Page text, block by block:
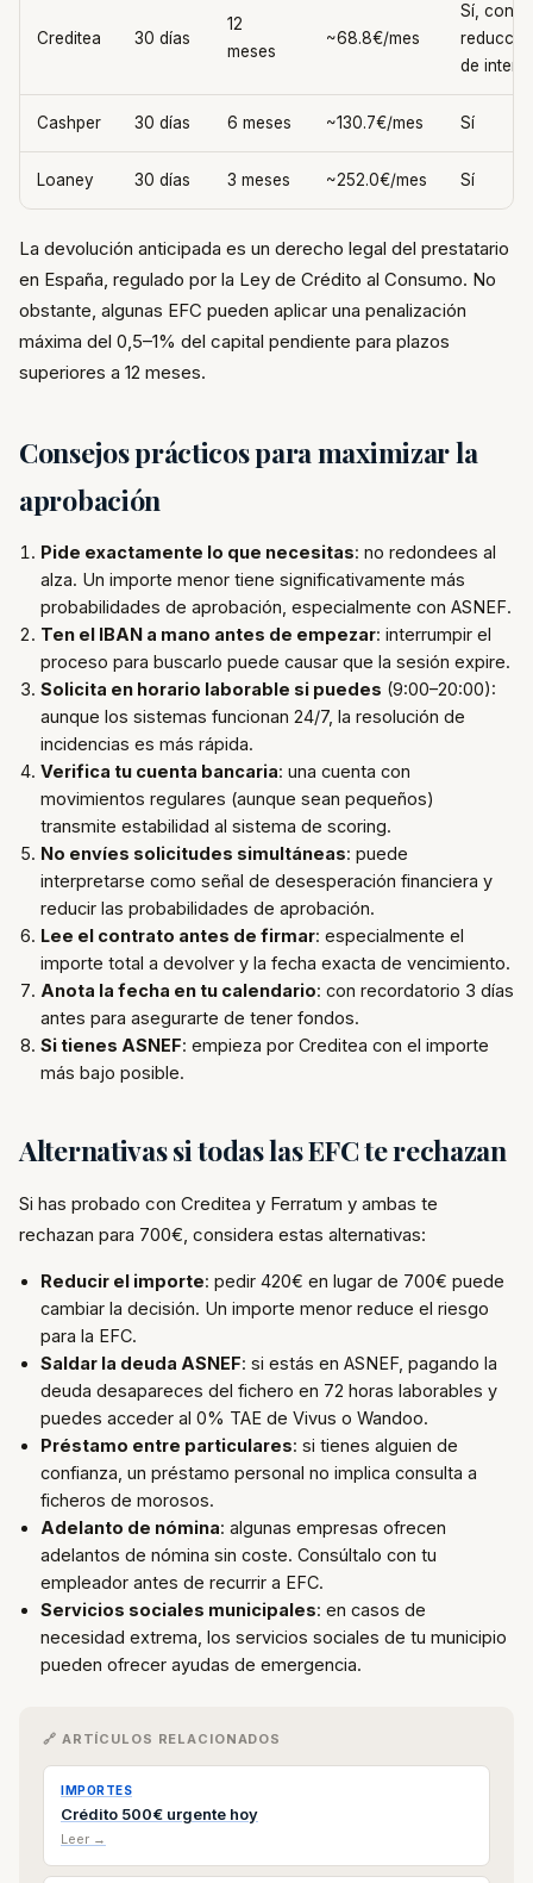
Creditea 30 días
12
meses
~68.8€/mes
Sí, con
de
Cashper 30 días 6 meses ~130.7€/mes Sí
Loaney 30 días 3 meses ~252.0€/mes Sí
La devolución anticipada es un derecho legal del prestatario
en España, regulado por la Ley de Crédito al Consumo. No
obstante, algunas EFC pueden aplicar una penalización
máxima del 0,5–1% del capital pendiente para plazos
superiores a 12 meses.
Consejos prácticos para maximizar la
aprobación
Pide exactamente lo que necesitas: no redondees al
alza. Un importe menor tiene significativamente más
probabilidades de aprobación, especialmente con ASNEF.
Ten el IBAN a mano antes de empezar: interrumpir el
proceso para buscarlo puede causar que la sesión expire.
Solicita en horario laborable si puedes (9:00–20:00):
aunque los sistemas funcionan 24/7, la resolución de
incidencias es más rápida.
Verifica tu cuenta bancaria: una cuenta con
movimientos regulares (aunque sean pequeños)
transmite estabilidad al sistema de scoring.
No envíes solicitudes simultáneas: puede
interpretarse como señal de desesperación financiera y
reducir las probabilidades de aprobación.
Lee el contrato antes de firmar: especialmente el
importe total a devolver y la fecha exacta de vencimiento.
Anota la fecha en tu calendario: con recordatorio 3 días
antes para asegurarte de tener fondos.
Si tienes ASNEF: empieza por Creditea con el importe
más bajo posible.
Alternativas si todas las EFC te rechazan
Si has probado con Creditea y Ferratum y ambas te
rechazan para 700€, considera estas alternativas:
Reducir el importe: pedir 420€ en lugar de 700€ puede
cambiar la decisión. Un importe menor reduce el riesgo
para la EFC.
Saldar la deuda ASNEF: si estás en ASNEF, pagando la
deuda desapareces del fichero en 72 horas laborables y
puedes acceder al 0% TAE de Vivus o Wandoo.
Préstamo entre particulares: si tienes alguien de
confianza, un préstamo personal no implica consulta a
ficheros de morosos.
Adelanto de nómina: algunas empresas ofrecen
adelantos de nómina sin coste. Consúltalo con tu
empleador antes de recurrir a EFC.
Servicios sociales municipales: en casos de
necesidad extrema, los servicios sociales de tu municipio
pueden ofrecer ayudas de emergencia.
🔗 ARTÍCULOS RELACIONADOS
IMPORTES
Crédito 500€ urgente hoy
Leer →